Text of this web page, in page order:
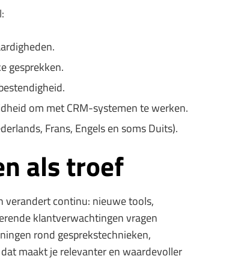
gesprekken.
om met CRM-systemen te werken.
Frans, Engels en soms Duits).
als troef
verandert continu: nieuwe tools,
klantverwachtingen vragen
rond gesprekstechnieken,
maakt je relevanter en waardevoller